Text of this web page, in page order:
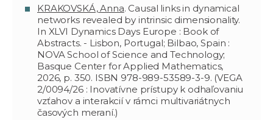
KRAKOVSKÁ, Anna. Causal links in dynamical
networks revealed by intrinsic dimensionality.
In XLVI Dynamics Days Europe : Book of
Abstracts. - Lisbon, Portugal; Bilbao, Spain :
NOVA School of Science and Technology;
Basque Center for Applied Mathematics,
2026, p. 350. ISBN 978-989-53589-3-9. (VEGA
2/0094/26 : Inovatívne prístupy k odhaľovaniu
vzťahov a interakcií v rámci multivariátnych
časových meraní.)